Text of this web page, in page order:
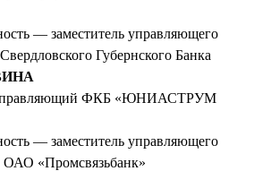
— заместитель управляющего
Губернского Банка
ФКБ «ЮНИАСТРУМ
— заместитель управляющего
«Промсвязьбанк»